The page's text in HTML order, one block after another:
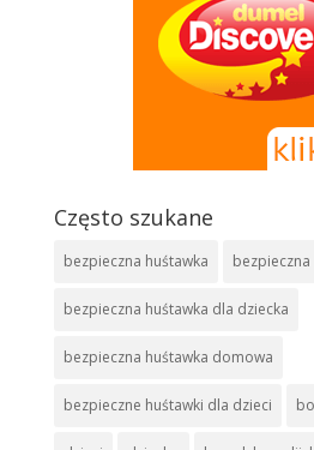
Często szukane
bezpieczna huśtawka
bezpieczna huśtawka dla dziecka
bezpieczna huśtawka domowa
bezpieczne huśtawki dla dzieci